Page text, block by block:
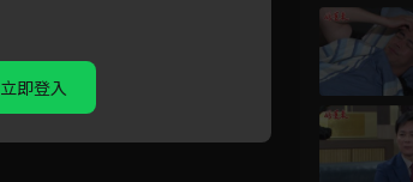
立即登入